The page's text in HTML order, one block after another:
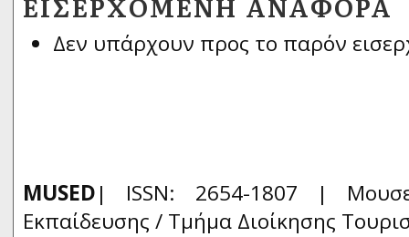
Δεν υπάρχουν προς το παρόν
MUSED| ISSN: 2654-1807 |
Εκπαίδευσης / Τμήμα Διοίκησης